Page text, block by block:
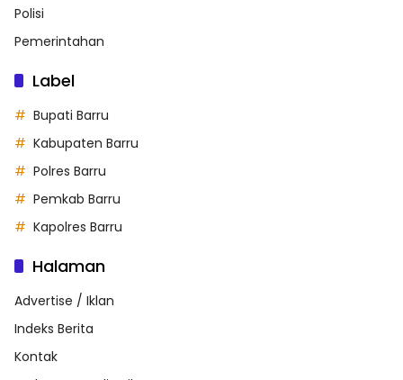
Polisi
Pemerintahan
Label
Bupati Barru
Kabupaten Barru
Polres Barru
Pemkab Barru
Kapolres Barru
Halaman
Advertise / Iklan
Indeks Berita
Kontak